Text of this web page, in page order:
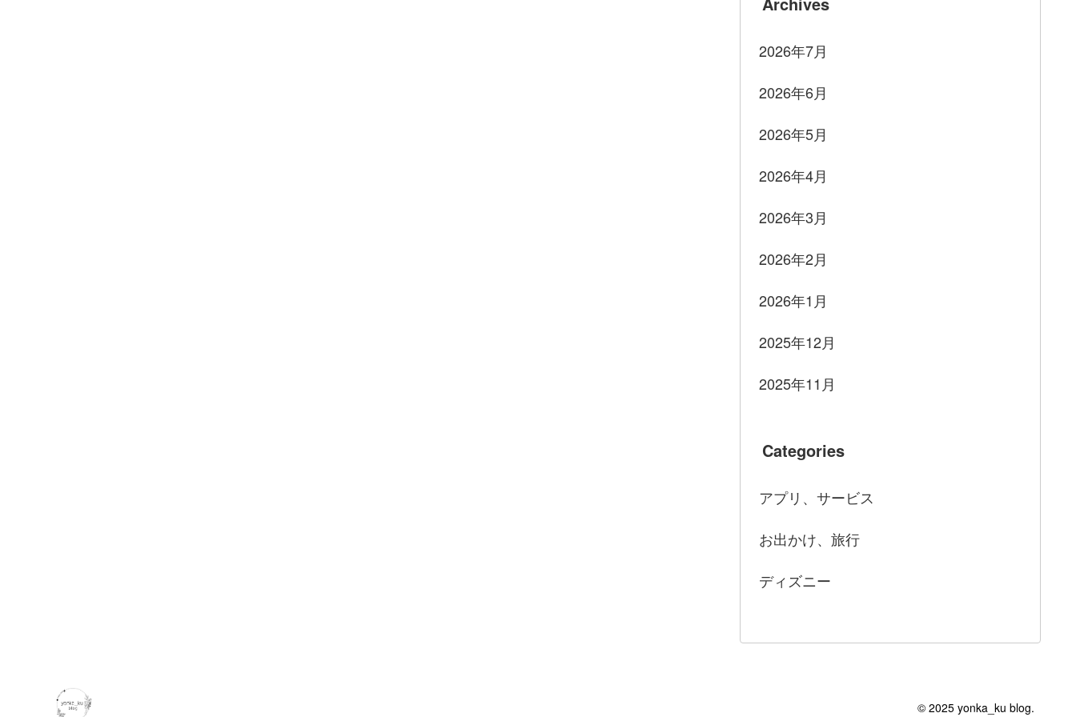
2026年7月
2026年6月
2026年5月
2026年4月
2026年3月
2026年2月
2026年1月
2025年12月
2025年11月
Categories
アプリ、サービス
お出かけ、旅行
ディズニー
© 2025 yonka_ku blog.